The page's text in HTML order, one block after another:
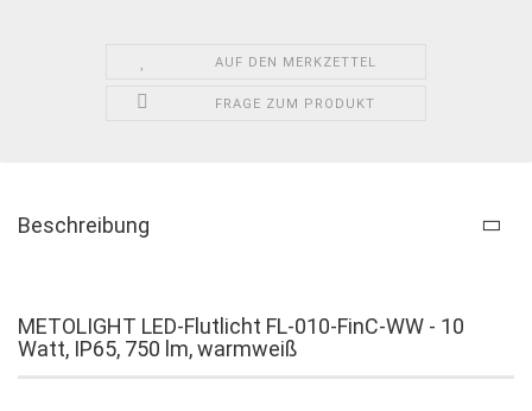
AUF DEN MERKZETTEL
FRAGE ZUM PRODUKT
Beschreibung
METOLIGHT LED-Flutlicht FL-010-FinC-WW - 10
Watt, IP65, 750 lm, warmweiß